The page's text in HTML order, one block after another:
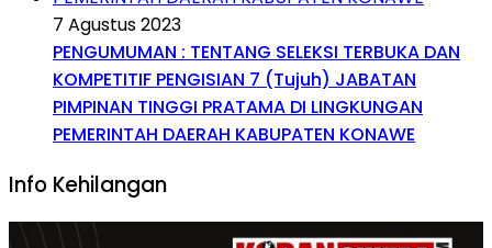
7 Agustus 2023
PENGUMUMAN : TENTANG SELEKSI TERBUKA DAN
KOMPETITIF PENGISIAN 7 (Tujuh) JABATAN
PIMPINAN TINGGI PRATAMA DI LINGKUNGAN
PEMERINTAH DAERAH KABUPATEN KONAWE
Info Kehilangan